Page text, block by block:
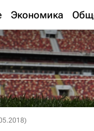
Экономика